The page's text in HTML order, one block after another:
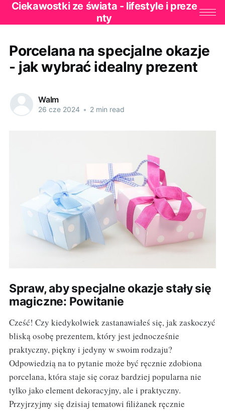
Ciekawostki ze świata - lifestyle i preze
nty
Porcelana na specjalne okazje
- jak wybrać idealny prezent
Walm
26 cze 2024 • 2 min read
Spraw, aby specjalne okazje stały się
magiczne: Powitanie
Cześć! Czy kiedykolwiek zastanawiałeś się, jak zaskoczyć
bliską osobę prezentem, który jest jednocześnie
praktyczny, piękny i jedyny w swoim rodzaju?
Odpowiedzią na to pytanie może być ręcznie zdobiona
porcelana, która staje się coraz bardziej popularna nie
tylko jako element dekoracyjny, ale i praktyczny.
Przyjrzyjmy się dzisiaj tematowi filiżanek ręcznie